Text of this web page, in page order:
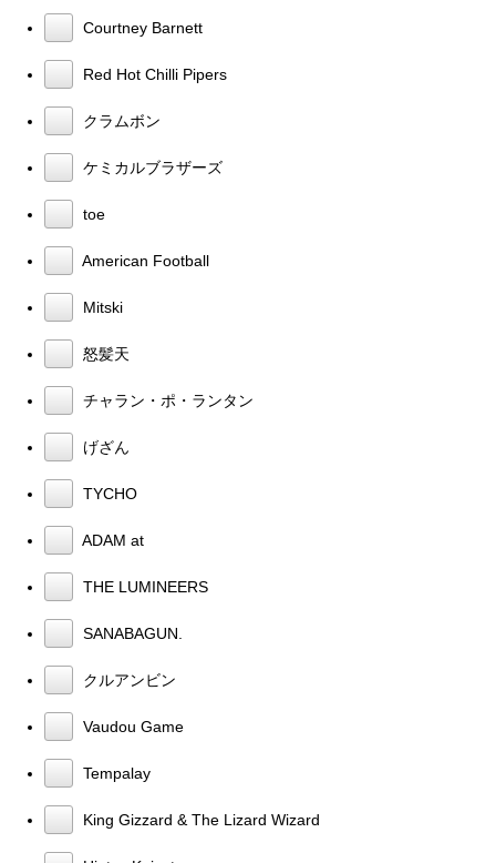
Courtney Barnett
Red Hot Chilli Pipers
クラムボン
ケミカルブラザーズ
toe
American Football
Mitski
怒髪天
チャラン・ポ・ランタン
げざん
TYCHO
ADAM at
THE LUMINEERS
SANABAGUN.
クルアンビン
Vaudou Game
Tempalay
King Gizzard & The Lizard Wizard